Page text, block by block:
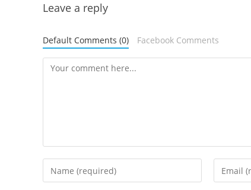
Leave a reply
Default Comments (0) Facebook Comments
Comment
Enter
your
Enter
your